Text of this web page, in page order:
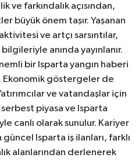
ve farkındalık açısından,
büyük önem taşır. Yaşanan
ve artçı sarsıntılar,
anında yayınlanır.
bir Isparta yangın haberi
Ekonomik göstergeler de
ve vatandaşlar için
serbest piyasa ve Isparta
canlı olarak sunulur. Kariyer
Isparta iş ilanları, farklı
alanlarından derlenerek